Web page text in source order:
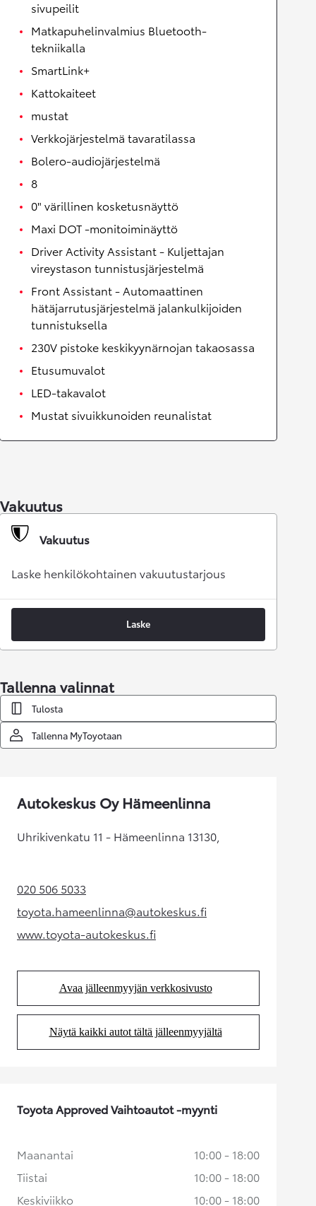
sivupeilit
Matkapuhelinvalmius Bluetooth-
tekniikalla
SmartLink+
Kattokaiteet
mustat
Verkkojärjestelmä tavaratilassa
Bolero-audiojärjestelmä
8
0" värillinen kosketusnäyttö
Maxi DOT -monitoiminäyttö
Driver Activity Assistant - Kuljettajan
vireystason tunnistusjärjestelmä
Front Assistant - Automaattinen
hätäjarrutusjärjestelmä jalankulkijoiden
tunnistuksella
230V pistoke keskikyynärnojan takaosassa
Etusumuvalot
LED-takavalot
Mustat sivuikkunoiden reunalistat
Vakuutus
Vakuutus
Laske henkilökohtainen vakuutustarjous
Laske
Tallenna valinnat
Tulosta
Tallenna MyToyotaan
Autokeskus Oy Hämeenlinna
Uhrikivenkatu 11 - Hämeenlinna 13130,
020 506 5033(Aukeaa uudessa välilehdessä)
toyota.hameenlinna@autokeskus.fi
(Aukeaa uudessa välilehdessä)
www.toyota-autokeskus.fi(Aukeaa uudessa välilehdessä)
Avaa jälleenmyyjän verkkosivusto
(Aukeaa uudessa välilehdessä)
Näytä kaikki autot tältä jälleenmyyjältä
(Aukeaa uudessa välilehdessä)
Toyota Approved Vaihtoautot -myynti
Maanantai
10:00 - 18:00
Tiistai
10:00 - 18:00
Keskiviikko
10:00 - 18:00